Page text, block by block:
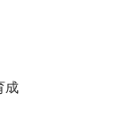
成